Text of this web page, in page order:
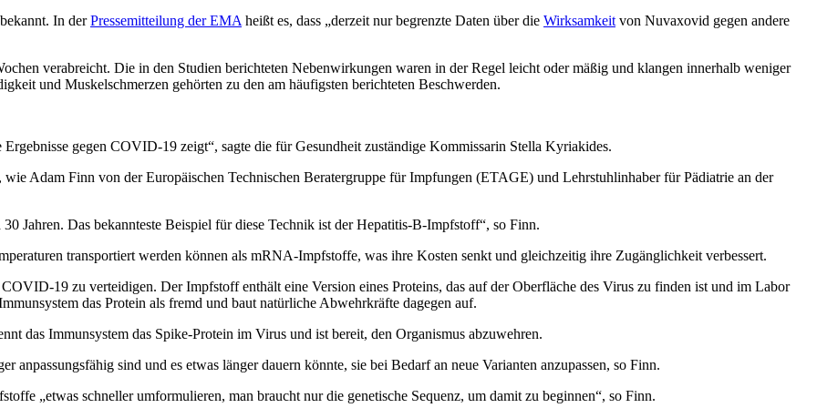
In derPressemitteilung der EMA heißt es, dass „derzeit nur begrenzte Daten über die Wirksamkeit von Nuvaxovid gegen andere
verabreicht. Die in den Studien berichteten Nebenwirkungen waren in der Regel leicht oder mäßig und klangen innerhalb weniger
und Muskelschmerzen gehörten zu den am häufigsten berichteten Beschwerden.
gegen COVID-19 zeigt“, sagte die für Gesundheit zuständige Kommissarin Stella Kyriakides.
Adam Finn von der Europäischen Technischen Beratergruppe für Impfungen (ETAGE) und Lehrstuhlinhaber für Pädiatrie an der
Jahren. Das bekannteste Beispiel für diese Technik ist der Hepatitis-B-Impfstoff“, so Finn.
transportiert werden können als mRNA-Impfstoffe, was ihre Kosten senkt und gleichzeitig ihre Zugänglichkeit verbessert.
19 zu verteidigen. Der Impfstoff enthält eine Version eines Proteins, das auf der Oberfläche des Virus zu finden ist und im Labor
das Protein als fremd und baut natürliche Abwehrkräfte dagegen auf.
das Immunsystem das Spike-Protein im Virus und ist bereit, den Organismus abzuwehren.
sind und es etwas länger dauern könnte, sie bei Bedarf an neue Varianten anzupassen, so Finn.
„etwas schneller umformulieren, man braucht nur die genetische Sequenz, um damit zu beginnen“, so Finn.